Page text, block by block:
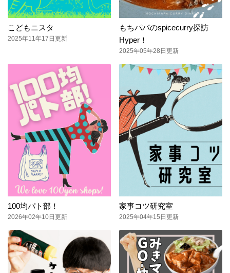
こどもニスタ
2025年11年17日更新
もちパパのspicecurry探訪
Hyper！
2025年05年28日更新
100均パト部！
2026年02年10日更新
家事コツ研究室
2025年04年15日更新